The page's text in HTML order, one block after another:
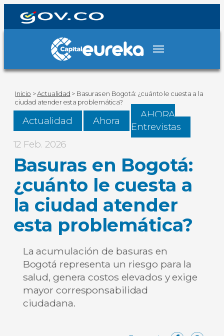
Inicio >Actualidad > Basuras en Bogotá: ¿cuánto le cuesta a la
ciudad atender esta problemática?
Actualidad Ahora
AHORA
Entrevistas
12 Feb. 2026
Basuras en Bogotá:
¿cuánto le cuesta a
la ciudad atender
esta problemática?
La acumulación de basuras en
Bogotá representa un riesgo para la
salud, genera costos elevados y exige
mayor corresponsabilidad
ciudadana.